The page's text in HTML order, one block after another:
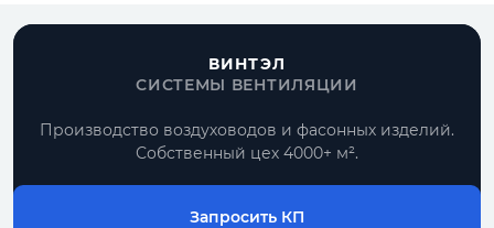
ВИНТЭЛ
СИСТЕМЫ ВЕНТИЛЯЦИИ
Производство воздуховодов и фасонных изделий.
Собственный цех 4000+ м².
Запросить КП